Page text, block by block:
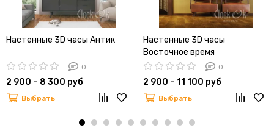
Настенные 3D часы Антик
0
2 900 – 8 300 руб
Выбрать
Настенные 3D часы
Восточное время
0
2 900 – 11 100 руб
Выбрать